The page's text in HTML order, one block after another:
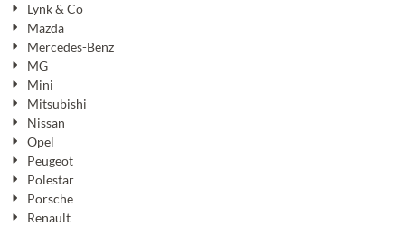
Lynk & Co
Mazda
Mercedes-Benz
MG
Mini
Mitsubishi
Nissan
Opel
Peugeot
Polestar
Porsche
Renault